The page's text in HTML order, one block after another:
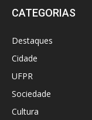
CATEGORIAS
Destaques
Cidade
UFPR
Sociedade
Cultura